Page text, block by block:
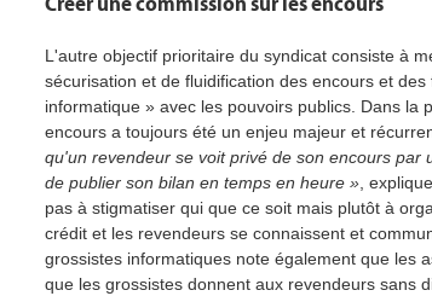
Créer une commission sur les encours
L'autre objectif prioritaire du syndicat consiste à
sécurisation et de fluidification des encours et
informatique » avec les pouvoirs publics. Dans la
encours a toujours été un enjeu majeur et
qu'un revendeur se voit privé de son encours par
de publier son bilan en temps en heure » ,
pas à stigmatiser qui que ce soit mais plutôt à
crédit et les revendeurs se connaissent et
grossistes informatiques note également que les
que les grossistes donnent aux revendeurs sans